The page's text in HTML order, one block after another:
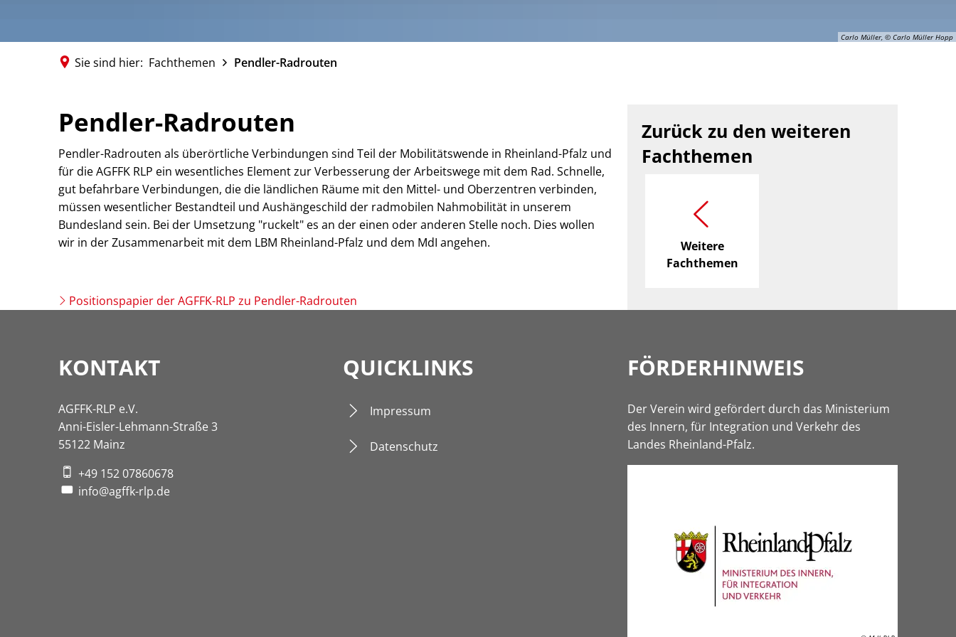
Carlo Müller, © Carlo Müller Hopp
Sie sind hier: Fachthemen Pendler-Radrouten
Pendler-
Radrouten
Pendler-Radrouten
Pendler-Radrouten als überörtliche Verbindungen sind Teil der Mobilitätswende in Rheinland-Pfalz und
für die AGFFK RLP ein wesentliches Element zur Verbesserung der Arbeitswege mit dem Rad. Schnelle,
gut befahrbare Verbindungen, die die ländlichen Räume mit den Mittel- und Oberzentren verbinden,
müssen wesentlicher Bestandteil und Aushängeschild der radmobilen Nahmobilität in unserem
Bundesland sein. Bei der Umsetzung "ruckelt" es an der einen oder anderen Stelle noch. Dies wollen
wir in der Zusammenarbeit mit dem LBM Rheinland-Pfalz und dem MdI angehen.
Positionspapier der AGFFK-RLP zu Pendler-Radrouten
Zurück zu den weiteren
Fachthemen
Weitere
Fachthemen
KONTAKT
AGFFK-RLP e.V.
Anni-Eisler-Lehmann-Straße 3
55122 Mainz
+49 152 07860678
info@agffk-rlp.de
QUICKLINKS
Impressum
Datenschutz
FÖRDERHINWEIS
Der Verein wird gefördert durch das Ministerium
des Innern, für Integration und Verkehr des
Landes Rheinland-Pfalz.